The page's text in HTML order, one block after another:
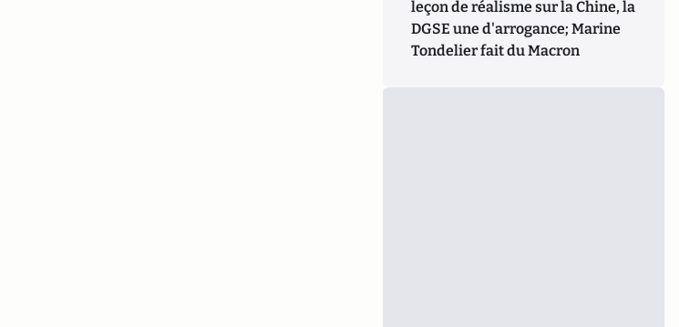
leçon de réalisme sur la Chine, la
DGSE une d'arrogance; Marine
Tondelier fait du Macron